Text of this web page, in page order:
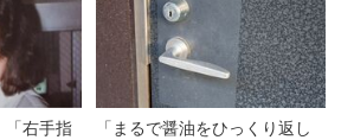
「右手指
「まるで醤油をひっくり返し